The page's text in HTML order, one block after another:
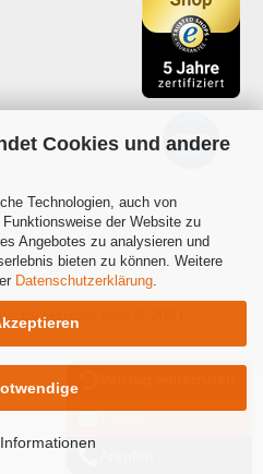
Cookies und andere
Technologien, auch von
der Website zu
Angebotes zu analysieren und
bieten zu können. Weitere
Datenschutzerklärung
by Gambio.com © 2021